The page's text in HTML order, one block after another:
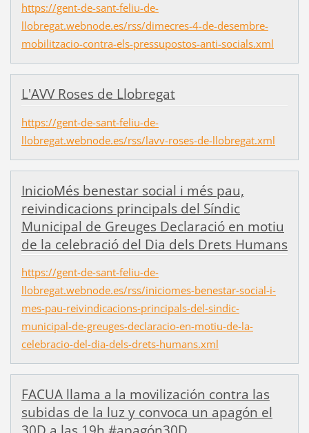
https://gent-de-sant-feliu-de-
llobregat.webnode.es/rss/dimecres-4-de-desembre-
mobilitzacio-contra-els-pressupostos-anti-socials.xml
L'AVV Roses de Llobregat
https://gent-de-sant-feliu-de-
llobregat.webnode.es/rss/lavv-roses-de-llobregat.xml
InicioMés benestar social i més pau,
reivindicacions principals del Síndic
Municipal de Greuges Declaració en motiu
de la celebració del Dia dels Drets Humans
https://gent-de-sant-feliu-de-
llobregat.webnode.es/rss/iniciomes-benestar-social-i-
mes-pau-reivindicacions-principals-del-sindic-
municipal-de-greuges-declaracio-en-motiu-de-la-
celebracio-del-dia-dels-drets-humans.xml
FACUA llama a la movilización contra las
subidas de la luz y convoca un apagón el